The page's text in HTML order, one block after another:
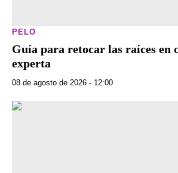
PELO
Guía para retocar las raíces en
experta
08 de agosto de 2026 - 12:00